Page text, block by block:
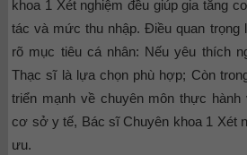
khoa 1 Xét nghiệm đều giúp gia tăng
tác và mức thu nhập. Điều quan trọng
rõ mục tiêu cá nhân: Nếu yêu thích
Thạc sĩ là lựa chọn phù hợp; Còn
triển mạnh về chuyên môn thực
cơ sở y tế, Bác sĩ Chuyên khoa 1 Xét
ưu.